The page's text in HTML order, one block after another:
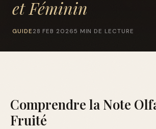
et Féminin
GUIDE 28 FEB 20265 MIN DE LECTURE
Comprendre la Note
Fruité